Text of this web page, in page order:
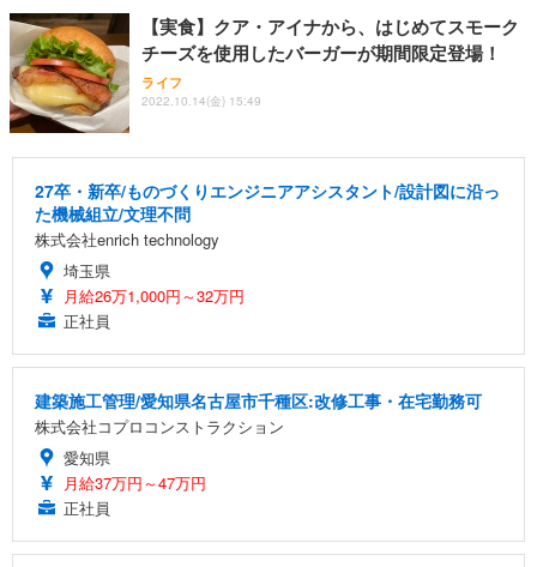
【実食】クア・アイナから、はじめてスモーク
チーズを使用したバーガーが期間限定登場！
ライフ
2022.10.14(金) 15:49
27卒・新卒/ものづくりエンジニアアシスタント/設計図に沿っ
た機械組立/文理不問
株式会社enrich technology
埼玉県
月給26万1,000円～32万円
正社員
建築施工管理/愛知県名古屋市千種区:改修工事・在宅勤務可
株式会社コプロコンストラクション
愛知県
月給37万円～47万円
正社員